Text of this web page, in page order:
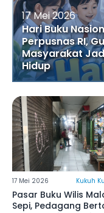
17 Mei 2026
Hari Buku
Perpusnas RI,
Masyarakat
Hidup
17 Mei 2026 Kukuh
Pasar Buku Wilis
Sepi, Pedagang